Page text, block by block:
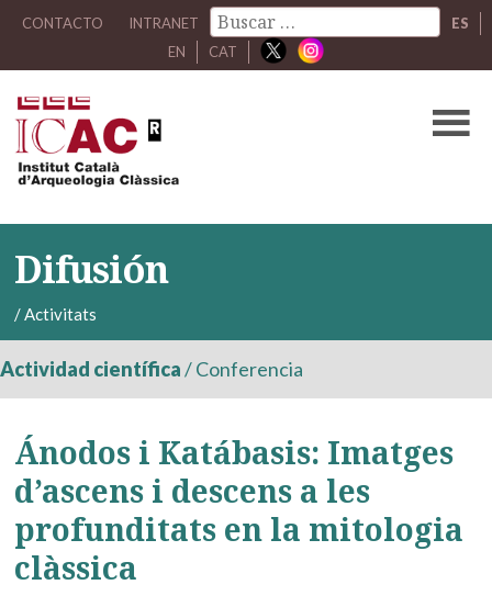
CONTACTO INTRANET
ES
EN
CAT
Difusión
/Activitats
Actividad científica/Conferencia
Ánodos i Katábasis: Imatges
d’ascens i descens a les
profunditats en la mitologia
clàssica